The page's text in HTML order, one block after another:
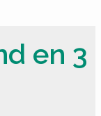
en 3